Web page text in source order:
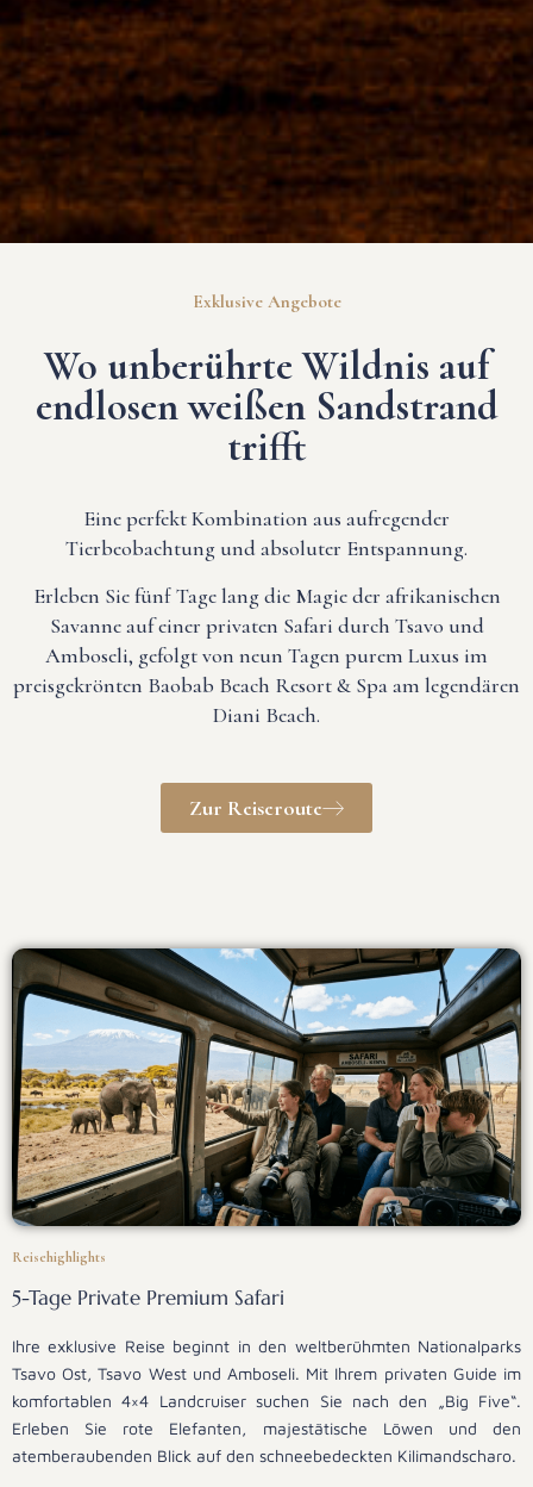
Exklusive Angebote
Wo unberührte Wildnis auf
endlosen weißen Sandstrand
trifft
Eine perfekt Kombination aus aufregender
Tierbeobachtung und absoluter Entspannung.
Erleben Sie fünf Tage lang die Magie der afrikanischen
Savanne auf einer privaten Safari durch Tsavo und
Amboseli, gefolgt von neun Tagen purem Luxus im
preisgekrönten Baobab Beach Resort & Spa am legendären
Diani Beach.
Zur Reiseroute
Reisehighlights
5-Tage Private Premium Safari
Ihre exklusive Reise beginnt in den weltberühmten Nationalparks
Tsavo Ost, Tsavo West und Amboseli. Mit Ihrem privaten Guide im
komfortablen 4×4 Landcruiser suchen Sie nach den „Big Five“.
Erleben Sie rote Elefanten, majestätische Löwen und den
atemberaubenden Blick auf den schneebedeckten Kilimandscharo.